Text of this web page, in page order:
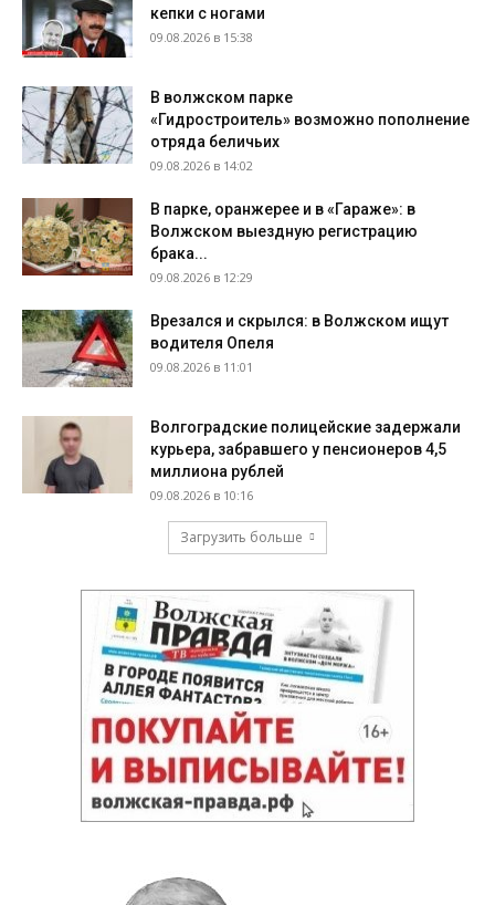
кепки с ногами
09.08.2026 в 15:38
В волжском парке
«Гидростроитель» возможно пополнение
отряда беличьих
09.08.2026 в 14:02
В парке, оранжерее и в «Гараже»: в
Волжском выездную регистрацию
брака...
09.08.2026 в 12:29
Врезался и скрылся: в Волжском ищут
водителя Опеля
09.08.2026 в 11:01
Волгоградские полицейские задержали
курьера, забравшего у пенсионеров 4,5
миллиона рублей
09.08.2026 в 10:16
Загрузить больше